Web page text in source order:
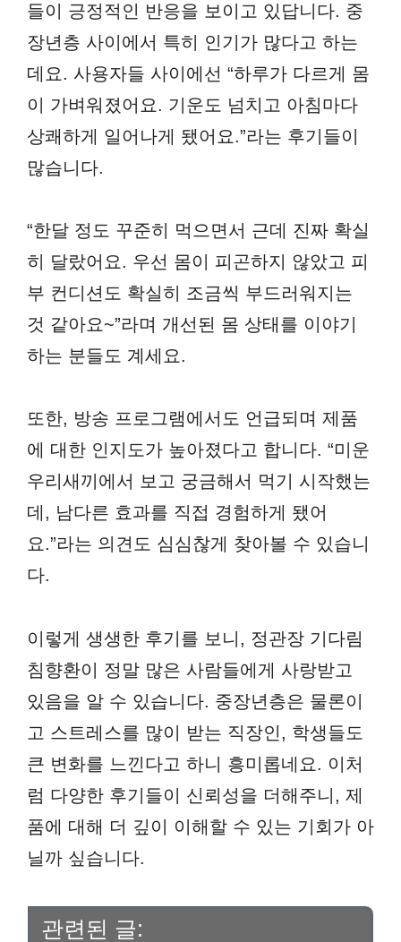
들이 긍정적인 반응을 보이고 있답니다. 중
장년층 사이에서 특히 인기가 많다고 하는
데요. 사용자들 사이에선 “하루가 다르게 몸
이 가벼워졌어요. 기운도 넘치고 아침마다
상쾌하게 일어나게 됐어요.”라는 후기들이
많습니다.
“한달 정도 꾸준히 먹으면서 근데 진짜 확실
히 달랐어요. 우선 몸이 피곤하지 않았고 피
부 컨디션도 확실히 조금씩 부드러워지는
것 같아요~”라며 개선된 몸 상태를 이야기
하는 분들도 계세요.
또한, 방송 프로그램에서도 언급되며 제품
에 대한 인지도가 높아졌다고 합니다. “미운
우리새끼에서 보고 궁금해서 먹기 시작했는
데, 남다른 효과를 직접 경험하게 됐어
요.”라는 의견도 심심찮게 찾아볼 수 있습니
다.
이렇게 생생한 후기를 보니, 정관장 기다림
침향환이 정말 많은 사람들에게 사랑받고
있음을 알 수 있습니다. 중장년층은 물론이
고 스트레스를 많이 받는 직장인, 학생들도
큰 변화를 느낀다고 하니 흥미롭네요. 이처
럼 다양한 후기들이 신뢰성을 더해주니, 제
품에 대해 더 깊이 이해할 수 있는 기회가 아
닐까 싶습니다.
관련된 글: